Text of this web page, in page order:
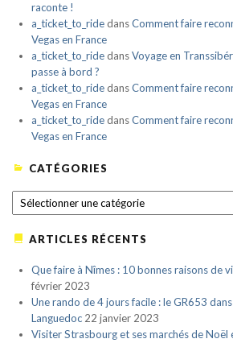
raconte !
a_ticket_to_ridedansComment faire
Vegas en France
a_ticket_to_ridedansVoyage en
passe à bord ?
a_ticket_to_ridedansComment faire
Vegas en France
a_ticket_to_ridedansComment faire
Vegas en France
CATÉGORIES
CATÉGORIES
ARTICLES RÉCENTS
Que faire à Nîmes : 10 bonnes raisons de
février 2023
Une rando de 4 jours facile : le GR653
Languedoc 22 janvier 2023
Visiter Strasbourg et ses marchés de Noël